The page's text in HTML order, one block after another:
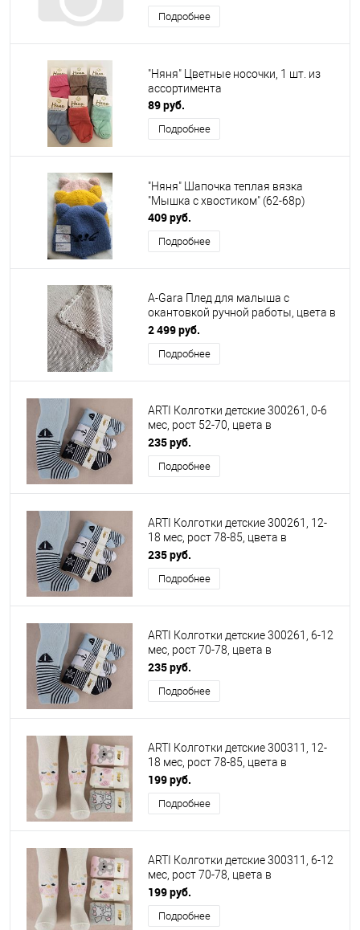
Подробнее
"Няня" Цветные носочки, 1 шт. из
ассортимента
89 руб.
Подробнее
"Няня" Шапочка теплая вязка
"Мышка с хвостиком" (62-68р)
409 руб.
Подробнее
A-Gara Плед для малыша с
окантовкой ручной работы, цвета в
ассортименте
2 499 руб.
Подробнее
ARTI Колготки детские 300261, 0-6
мес, рост 52-70, цвета в
ассортименте
235 руб.
Подробнее
ARTI Колготки детские 300261, 12-
18 мес, рост 78-85, цвета в
ассортименте
235 руб.
Подробнее
ARTI Колготки детские 300261, 6-12
мес, рост 70-78, цвета в
ассортименте
235 руб.
Подробнее
ARTI Колготки детские 300311, 12-
18 мес, рост 78-85, цвета в
ассортименте
199 руб.
Подробнее
ARTI Колготки детские 300311, 6-12
мес, рост 70-78, цвета в
ассортименте
199 руб.
Подробнее